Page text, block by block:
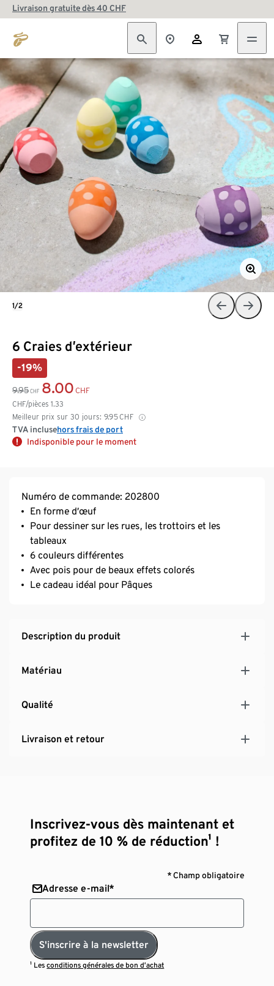
Livraison gratuite dès 40 CHF
6 Craies d’extérieur
-19%
9.95 CHF 8.00 CHF
CHF/pièces 1.33
Meilleur prix sur 30 jours: 9.95CHF
TVA inclusehors frais de port
Indisponible pour le moment
1/2
Numéro de commande: 202800
En forme d’œuf
Pour dessiner sur les rues, les trottoirs et les
tableaux
6 couleurs différentes
Avec pois pour de beaux effets colorés
Le cadeau idéal pour Pâques
Description du produit
Matériau
Qualité
Livraison et retour
Inscrivez-vous dès maintenant et
profitez de 10 % de réduction¹ !
* Champ obligatoire
Adresse e-mail*
S'inscrire à la newsletter
¹ Lesconditions générales de bon d’achat